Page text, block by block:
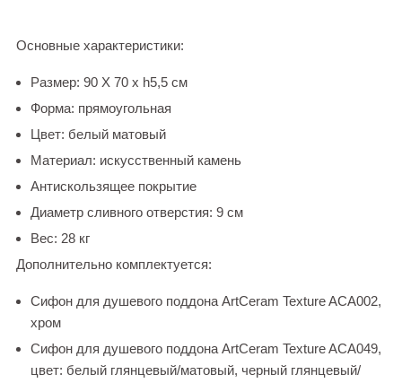
Основные характеристики:
Размер: 90 Х 70 х h5,5 см
Форма: прямоугольная
Цвет: белый матовый
Материал: искусственный камень
Антискользящее покрытие
Диаметр сливного отверстия: 9 cм
Вес: 28 кг
Дополнительно комплектуется:
Сифон для душевого поддона ArtCeram Texture ACA002,
хром
Сифон для душевого поддона ArtCeram Texture ACA049,
цвет: белый глянцевый/матовый, черный глянцевый/